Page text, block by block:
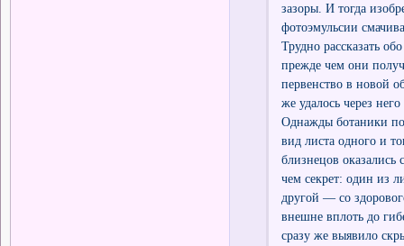
зазоры. И тогда
фотоэмульсии
Трудно рассказать
прежде чем они
первенство в новой
же удалось через него
Однажды ботаники
вид листа одного и
близнецов
чем секрет: один из
другой — со
внешне вплоть до
сразу же выявило